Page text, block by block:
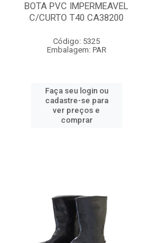
BOTA PVC IMPERMEAVEL
C/CURTO T40 CA38200
Código: 5325
Embalagem: PAR
Faça seu login ou
cadastre-se para
ver preços e
comprar